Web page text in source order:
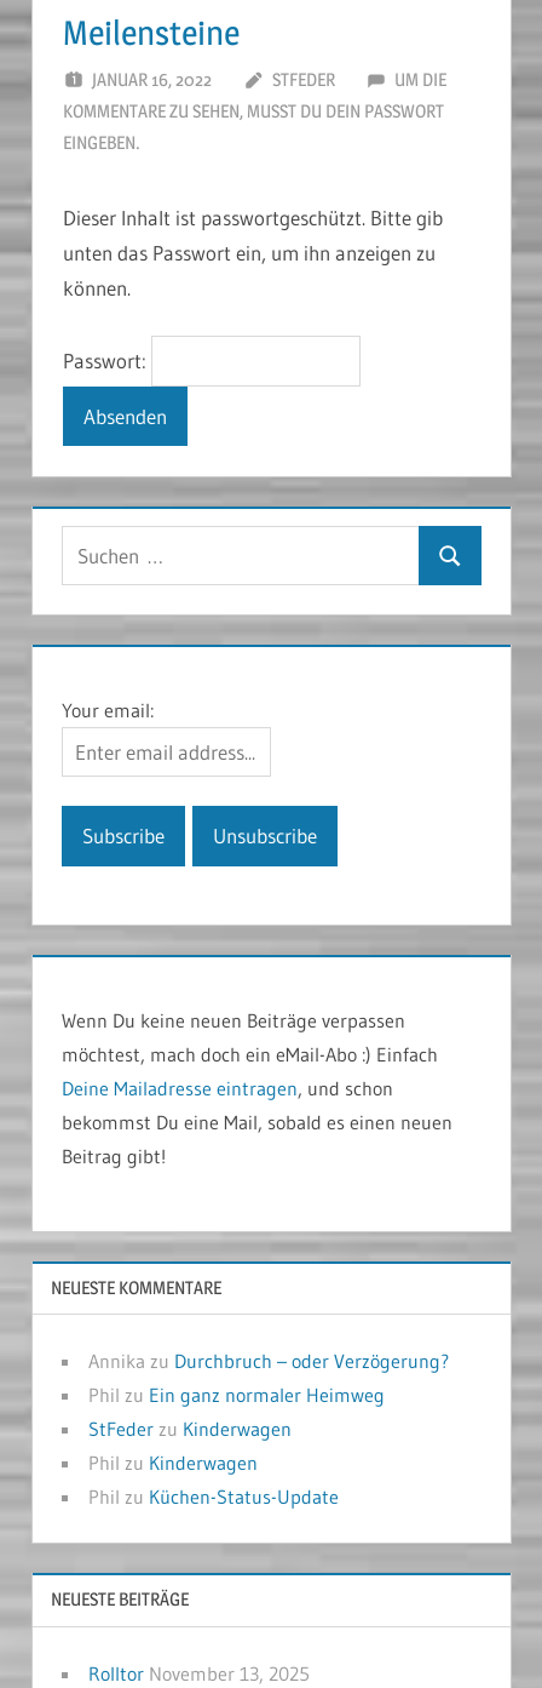
Meilensteine
JANUAR 16, 2022 STFEDER
UM DIE
KOMMENTARE ZU SEHEN, MUSST DU DEIN PASSWORT
EINGEBEN.
Dieser Inhalt ist passwortgeschützt. Bitte gib
unten das Passwort ein, um ihn anzeigen zu
können.
Passwort:
Suchen
Your email:
Wenn Du keine neuen Beiträge verpassen
möchtest, mach doch ein eMail-Abo :) Einfach
Deine Mailadresse eintragen, und schon
bekommst Du eine Mail, sobald es einen neuen
Beitrag gibt!
NEUESTE KOMMENTARE
Annika zu Durchbruch – oder Verzögerung?
Phil zu Ein ganz normaler Heimweg
StFederzu Kinderwagen
Phil zu Kinderwagen
Phil zu Küchen-Status-Update
NEUESTE BEITRÄGE
Rolltor November 13, 2025